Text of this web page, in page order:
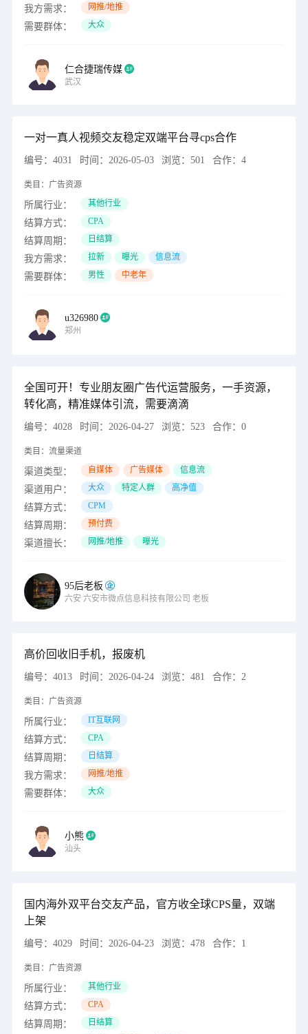
我方需求： 网推/地推
需要群体： 大众
仁合捷瑞传媒
武汉
一对一真人视频交友稳定双端平台寻cps合作
编号： 4031 时间： 2026-05-03 浏览： 501 合作： 4
类目： 广告资源
所属行业： 其他行业
结算方式： CPA
结算周期： 日结算
我方需求： 拉新 曝光 信息流
需要群体： 男性 中老年
u326980
郑州
全国可开！专业朋友圈广告代运营服务，一手资源，
转化高，精准媒体引流，需要滴滴
编号： 4028 时间： 2026-04-27 浏览： 523 合作： 0
类目： 流量渠道
渠道类型： 自媒体 广告媒体 信息流
渠道用户： 大众 特定人群 高净值
结算方式： CPM
结算周期： 预付费
渠道擅长： 网推/地推 曝光
95后老板
六安 六安市微点信息科技有限公司 老板
高价回收旧手机，报废机
编号： 4013 时间： 2026-04-24 浏览： 481 合作： 2
类目： 广告资源
所属行业： IT互联网
结算方式： CPA
结算周期： 日结算
我方需求： 网推/地推
需要群体： 大众
小熊
汕头
国内海外双平台交友产品，官方收全球CPS量，双端
上架
编号： 4029 时间： 2026-04-23 浏览： 478 合作： 1
类目： 广告资源
所属行业： 其他行业
结算方式： CPA
结算周期： 日结算